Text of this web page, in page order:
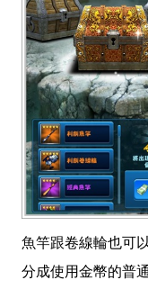
魚竿跟卷線輪也可
分成使用金幣的普